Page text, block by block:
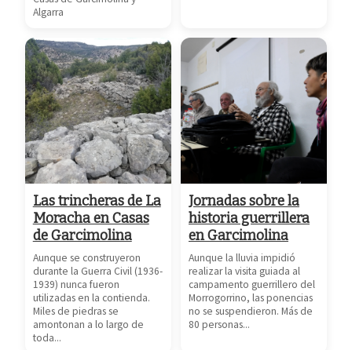
Algarra
Las trincheras de La
Moracha en Casas
de Garcimolina
Aunque se construyeron
durante la Guerra Civil (1936-
1939) nunca fueron
utilizadas en la contienda.
Miles de piedras se
amontonan a lo largo de
toda...
Jornadas sobre la
historia guerrillera
en Garcimolina
Aunque la lluvia impidió
realizar la visita guiada al
campamento guerrillero del
Morrogorrino, las ponencias
no se suspendieron. Más de
80 personas...